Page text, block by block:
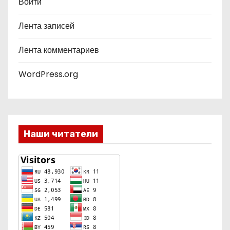
й
Лента записей
Лента комментариев
WordPress.org
Наши читатели